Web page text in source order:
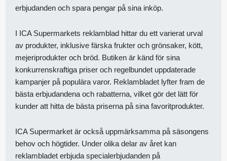
erbjudanden och spara pengar på sina inköp.
I ICA Supermarkets reklamblad hittar du ett varierat urval
av produkter, inklusive färska frukter och grönsaker, kött,
mejeriprodukter och bröd. Butiken är känd för sina
konkurrenskraftiga priser och regelbundet uppdaterade
kampanjer på populära varor. Reklambladet lyfter fram de
bästa erbjudandena och rabatterna, vilket gör det lätt för
kunder att hitta de bästa priserna på sina favoritprodukter.
ICA Supermarket är också uppmärksamma på säsongens
behov och högtider. Under olika delar av året kan
reklambladet erbjuda specialerbjudanden på